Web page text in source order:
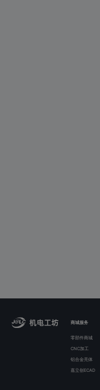
商城服务
零部件商城
CNC加工
铝合金壳体
嘉立创ECAD